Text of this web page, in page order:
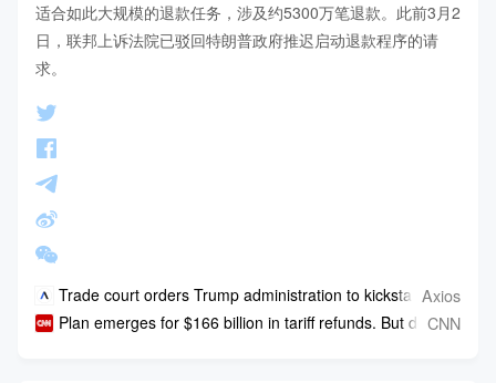
适合如此大规模的退款任务，涉及约5300万笔退款。此前3月2
日，联邦上诉法院已驳回特朗普政府推迟启动退款程序的请
求。
Trade court orders Trump administration to kickstart tariff
Axios
Plan emerges for $166 billion in tariff refunds. But don't hold
CNN